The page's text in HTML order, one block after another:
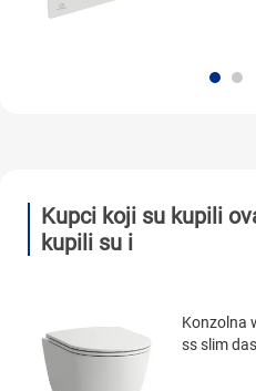
Kupci koji su kupili
kupili su i
Konzolna
ss slim